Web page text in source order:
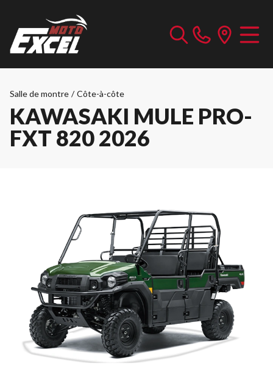
Salle de montre / Côte-à-côte
KAWASAKI MULE PRO-
FXT 820 2026